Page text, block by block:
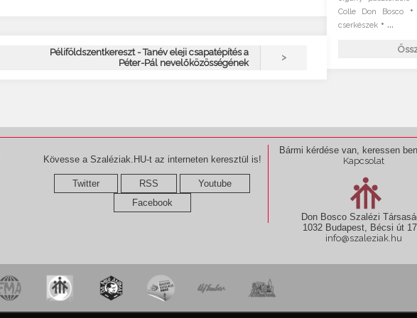
Colle Don Bosco•
cserkészek• ...
Péliföldszentkereszt - Tanév eleji csapatépítés a
Péter-Pál nevelőközösségének
>
Kövesse a Szaléziak.HU-t az interneten keresztül is!
Twitter RSS
Youtube
Facebook
Bármi kérdése van, keressen
Kapcsolat
Don Bosco Szalézi
1032 Budapest, Bécsi út
info@szaleziak.hu